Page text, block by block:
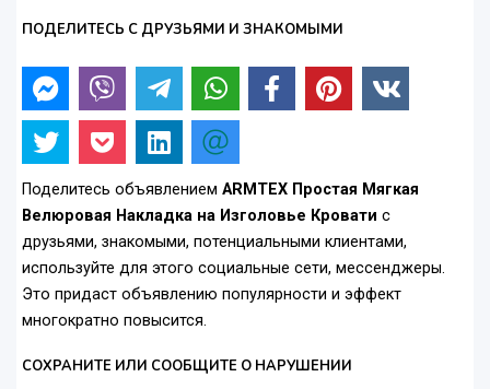
ПОДЕЛИТЕСЬ С ДРУЗЬЯМИ И ЗНАКОМЫМИ
Поделитесь объявлением ARMTEX Простая Мягкая
Велюровая Накладка на Изголовье Кровати с
друзьями, знакомыми, потенциальными клиентами,
используйте для этого социальные сети, мессенджеры.
Это придаст объявлению популярности и эффект
многократно повысится.
СОХРАНИТЕ ИЛИ СООБЩИТЕ О НАРУШЕНИИ